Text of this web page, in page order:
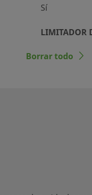
Sí
No
LIMITADOR
Borrar todo